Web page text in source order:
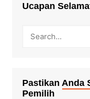
Ucapan
Pastikan Anda
Pemilih